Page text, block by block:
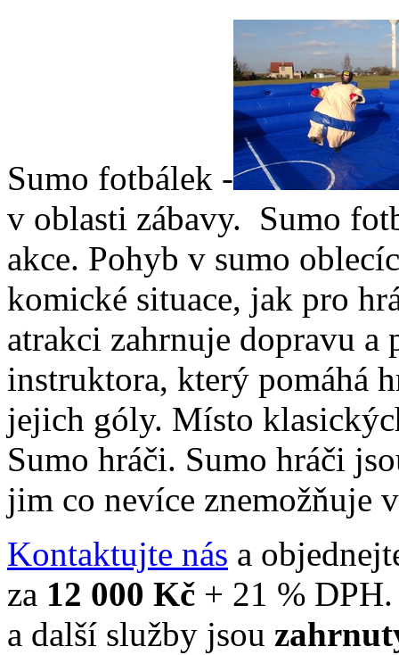
Sumo fotbálek -
v oblasti zábavy. Sumo
akce. Pohyb v sumo
komické situace, jak pro
atrakci zahrnuje dopravu
instruktora, který pomáhá
jejich góly. Místo
Sumo hráči. Sumo hráči
jim co nevíce znemožňuje
Kontaktujte nás a
za 12 000 Kč + 21 %
a další služby jsou